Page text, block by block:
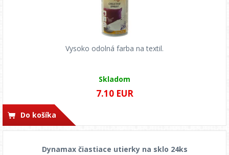
Vysoko odolná farba na textil.
Skladom
7.10 EUR
Do košíka
Dynamax čiastiace utierky na sklo 24ks